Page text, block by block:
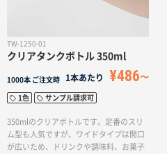
TW-1250-01
クリアタンクボトル 350ml
1000本 ご注文時 1本あたり ¥486
1色 サンプル請求可
350mlのクリアボトルです。定番のスリ
ム型も人気ですが、ワイドタイプは間口
が広いため、ドリンクや調味料、お菓子